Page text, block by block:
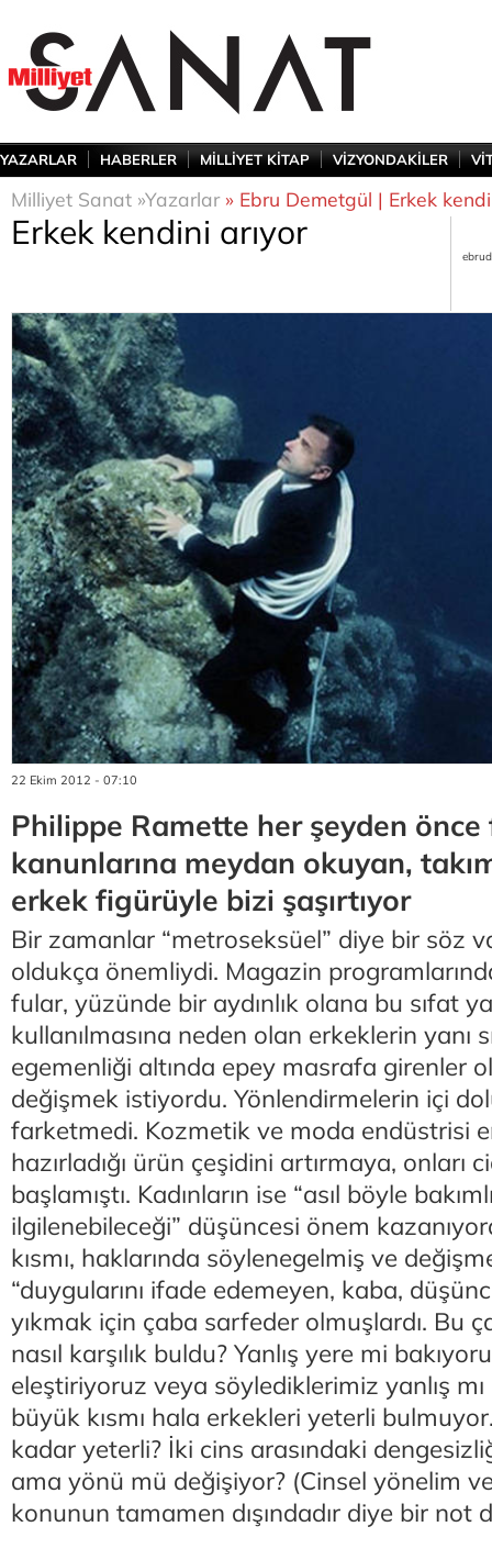
YAZARLAR HABERLER MİLLİYET KİTAP VİZYONDAKİLER
Milliyet Sanat »Yazarlar» Ebru Demetgül | Erkek
Erkek kendini arıyor
22 Ekim 2012 - 07:10
Philippe Ramette her şeyden
kanunlarına meydan okuyan,
erkek figürüyle bizi şaşırtıyor
Bir zamanlar “metroseksüel” diye bir söz
oldukça önemliydi. Magazin
fular, yüzünde bir aydınlık olana bu sıfat
kullanılmasına neden olan erkeklerin yanı
egemenliği altında epey masrafa girenler
değişmek istiyordu. Yönlendirmelerin içi
farketmedi. Kozmetik ve moda endüstrisi
hazırladığı ürün çeşidini artırmaya, onları
başlamıştı. Kadınların ise “asıl böyle
ilgilenebileceği” düşüncesi önem
kısmı, haklarında söylenegelmiş ve
“duygularını ifade edemeyen, kaba,
yıkmak için çaba sarfeder olmuşlardı. Bu
nasıl karşılık buldu? Yanlış yere mi
eleştiriyoruz veya söylediklerimiz yanlış mı
büyük kısmı hala erkekleri yeterli
kadar yeterli? İki cins arasındaki
ama yönü mü değişiyor? (Cinsel yönelim
konunun tamamen dışındadır diye bir not